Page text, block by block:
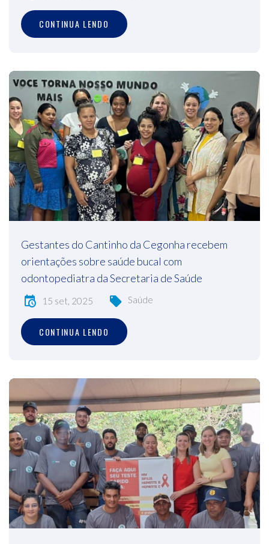
CONTINUA LENDO
Gestantes do Cantinho da Cegonha recebem
orientações sobre saúde bucal com
odontopediatra da Secretaria de Saúde
15 set, 2025 Saúde
CONTINUA LENDO